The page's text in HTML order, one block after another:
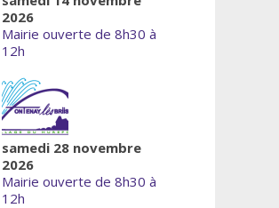
2026
Mairie ouverte de 8h30 à
12h
samedi 28 novembre
2026
Mairie ouverte de 8h30 à
12h